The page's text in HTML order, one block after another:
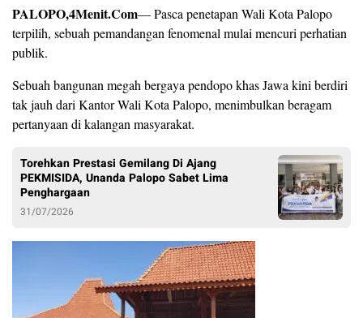
PALOPO,4Menit.Com— Pasca penetapan Wali Kota Palopo
terpilih, sebuah pemandangan fenomenal mulai mencuri perhatian
publik.
Sebuah bangunan megah bergaya pendopo khas Jawa kini berdiri
tak jauh dari Kantor Wali Kota Palopo, menimbulkan beragam
pertanyaan di kalangan masyarakat.
Torehkan Prestasi Gemilang Di Ajang
PEKMISIDA, Unanda Palopo Sabet Lima
Penghargaan
31/07/2026